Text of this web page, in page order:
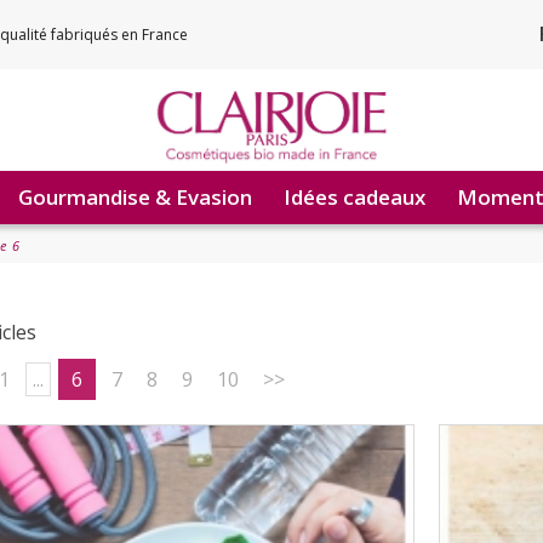
fabriqués en France
Gourmandise & Evasion Idées cadeaux
6
1 ... 6 7 8 9 10 >>